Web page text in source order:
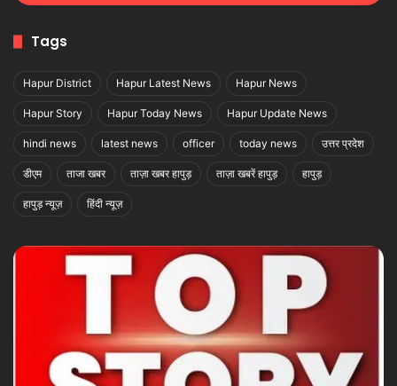
Tags
Hapur District Hapur Latest News Hapur News
Hapur Story Hapur Today News Hapur Update News
hindi news latest news officer today news उत्तर प्रदेश
डीएम ताजा खबर ताज़ा खबर हापुड़ ताज़ा खबरें हापुड़ हापुड़
हापुड़ न्यूज़ हिंदी न्यूज़